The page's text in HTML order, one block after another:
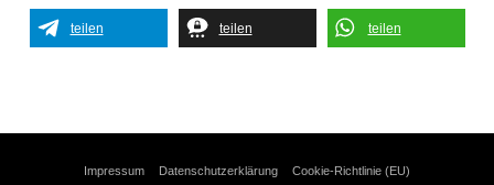
teilen teilen teilen
Impressum Datenschutzerklärung
Cookie-Richtlinie (EU)